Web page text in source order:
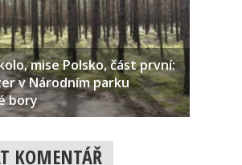
mise Polsko, část první:
v Národním parku
bory
KOMENTÁŘ